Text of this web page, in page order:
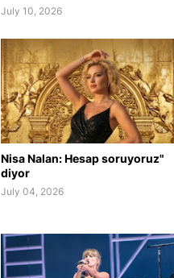
July 10, 2026
Nisa Nalan: Hesap soruyoruz"
diyor
July 04, 2026